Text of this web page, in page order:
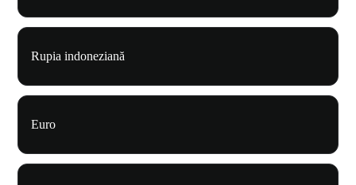
Rupia indoneziană
Euro